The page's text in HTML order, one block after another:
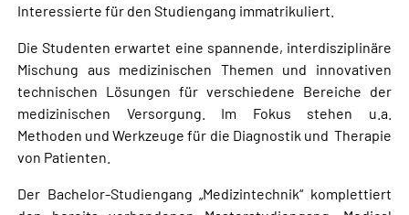
Interessierte für den Studiengang immatrikuliert.
Die Studenten erwartet eine spannende, interdisziplinäre
Mischung aus medizinischen Themen und innovativen
technischen Lösungen für verschiedene Bereiche der
medizinischen Versorgung. Im Fokus stehen u.a.
Methoden und Werkzeuge für die Diagnostik und Therapie
von Patienten.
Der Bachelor-Studiengang „Medizintechnik“ komplettiert